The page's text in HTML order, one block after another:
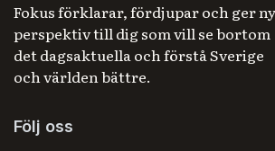
Fokus förklarar, fördjupar och ger
perspektiv till dig som vill se bortom
det dagsaktuella och förstå Sverige
och världen bättre.
Följ oss